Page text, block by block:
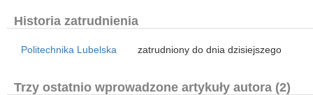
Historia zatrudnienia
Politechnika Lubelska zatrudniony do dnia dzisiejszego
Trzy ostatnio wprowadzone artykuły autora (2)